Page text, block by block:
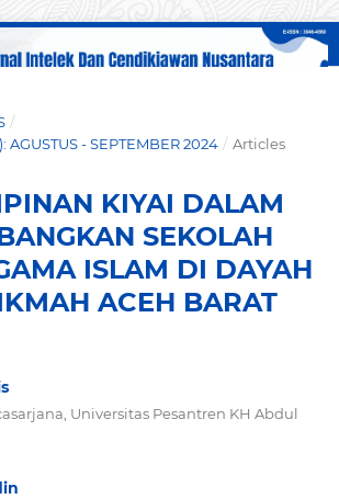
/
AGUSTUS - SEPTEMBER 2024 / Articles
KIYAI DALAM
SEKOLAH
ISLAM DI DAYAH
ACEH BARAT
Universitas Pesantren KH Abdul